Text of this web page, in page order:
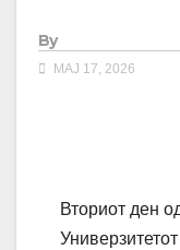
By
МАЈ 17, 2026
Вториот ден